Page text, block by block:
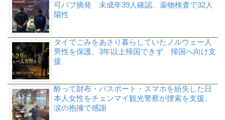
可パブ摘発 未成年39人確認、薬物検査で32人
陽性
タイでごみをあさり暮らしていたノルウェー人
男性を保護、3年以上帰国できず 帰国へ向け支
援
酔って財布・パスポート・スマホを紛失した日
本人女性をチェンマイ観光警察が捜索を支援、
涙の抱擁で感謝